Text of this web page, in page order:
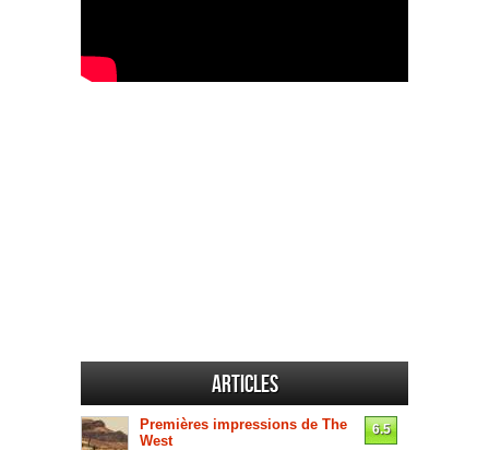
Articles
Premières impressions de The
West
6.5